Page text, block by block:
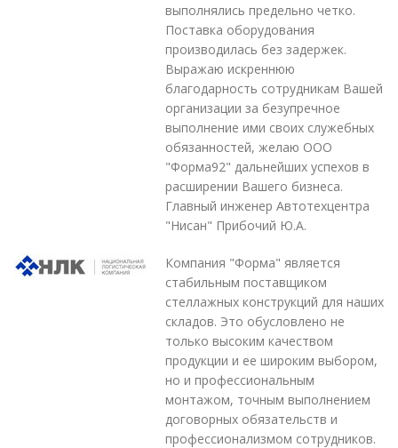
выполнялись предельно четко.
Поставка оборудования
производилась без задержек.
Выражаю искреннюю
благодарность сотрудникам Вашей
организации за безупречное
выполнение ими своих служебных
обязанностей, желаю ООО
"Форма92" дальнейших успехов в
расширении Вашего бизнеса.
Главный инженер Автотехцентра
"Нисан" Прибочий Ю.А.
Компания "Форма" является
стабильным поставщиком
стеллажных конструкций для наших
складов. Это обусловлено не
только высоким качеством
продукции и ее широким выбором,
но и профессиональным
монтажом, точным выполнением
договорных обязательств и
профессионализмом сотрудников.